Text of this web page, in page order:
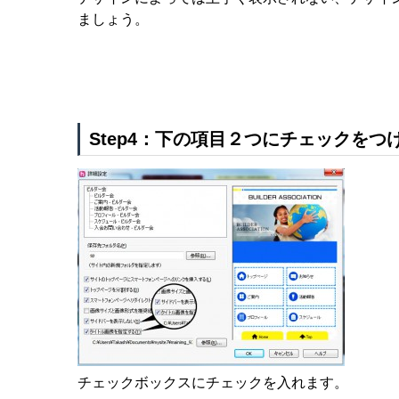
ましょう。
Step4：下の項目２つにチェックをつ
チェックボックスにチェックを入れます。